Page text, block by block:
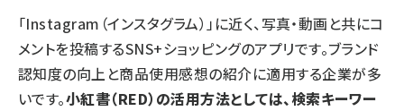
「Instagram（インスタグラム）」に近く、写真・動画と共にコ
メントを投稿するSNS+ショッピングのアプリです。ブランド
認知度の向上と商品使用感想の紹介に適用する企業が多
いです。小紅書（RED）の活用方法としては、検索キーワー